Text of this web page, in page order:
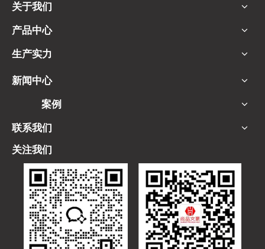
关于我们
产品中心
生产实力
新闻中心
案例
联系我们
关注我们